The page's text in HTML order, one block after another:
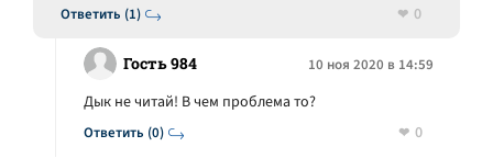
Ответить (1)
0
Гость 984 10 ноя 2020 в 14:59
Ответить (0)
Дык не читай! В чем проблема то?
0